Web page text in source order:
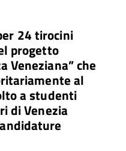
24 tirocini
progetto
Veneziana” che
al
a studenti
di Venezia